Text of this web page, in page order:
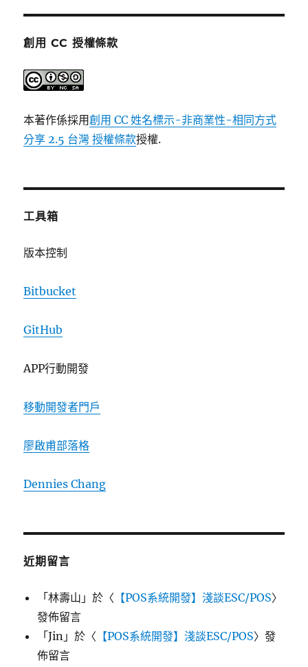
創用 CC 授權條款
本著作係採用創用 CC 姓名標示-非商業性-相同方式
分享 2.5 台灣 授權條款授權.
工具箱
版本控制
Bitbucket
GitHub
APP行動開發
移動開發者門戶
廖啟甫部落格
Dennies Chang
近期留言
「林壽山 」於〈 【POS系統開發】淺談ESC/POS〉
發佈留言
「Jin 」於〈 【POS系統開發】淺談ESC/POS〉發
佈留言